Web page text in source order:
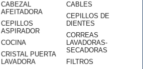
CABEZAL
AFEITADORA
CEPILLOS
ASPIRADOR
COCINA
CRISTAL PUERTA
LAVADORA
CABLES
CEPILLOS DE
DIENTES
CORREAS
LAVADORAS-
SECADORAS
FILTROS